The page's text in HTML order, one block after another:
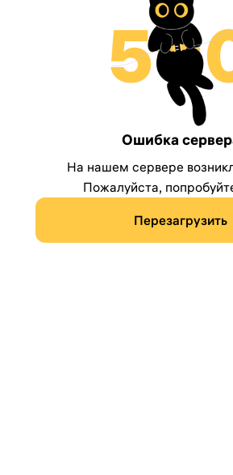
Ошибка
На нашем сервере
Пожалуйста,
Перезагрузить